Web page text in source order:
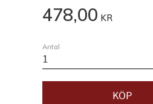
478,00 KR
Antal
KÖP